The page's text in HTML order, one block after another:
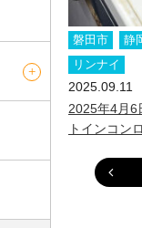
磐田市 静
リンナイ
2025.09.11
2025年4月6
トインコン